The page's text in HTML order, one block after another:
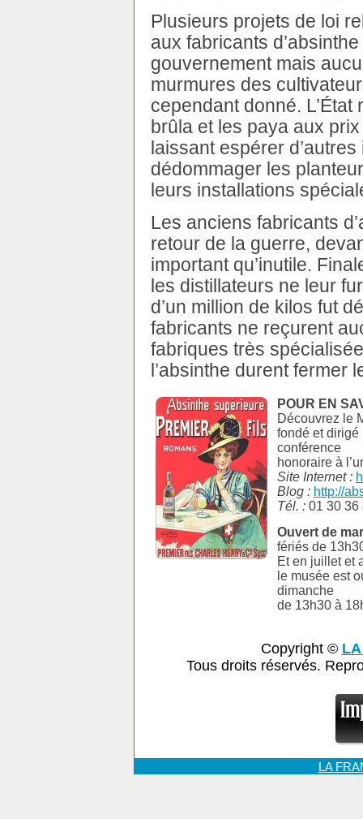
Plusieurs projets de loi
aux fabricants
gouvernement mais
murmures des
cependant donné.
brûla et les paya aux
laissant espérer
dédommager les
leurs installations
Les anciens fabricants
retour de la guerre,
important qu’inutile.
les distillateurs ne leur
d’un million de kilos fut
fabricants ne reçurent
fabriques très
l’absinthe durent fermer
POUR EN
Découvrez le
fondé et
conférence
honoraire à
Site Internet :
Blog : http://
Tél. : 01 30
Ouvert de
fériés de
Et en juillet et
le musée est
dimanche
de 13h30 à
Copyright ©
Tous droits réservés.
LA